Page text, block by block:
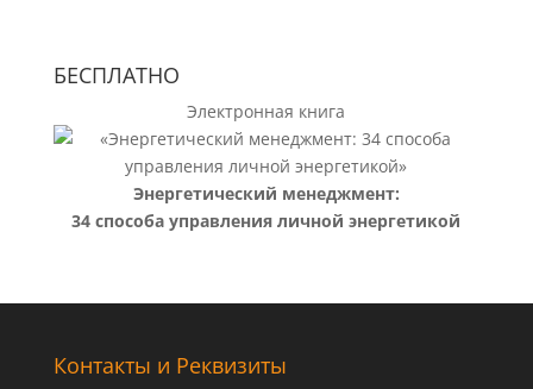
БЕСПЛАТНО
Электронная книга
Энергетический менеджмент:
34 способа управления личной энергетикой
Контакты и Реквизиты